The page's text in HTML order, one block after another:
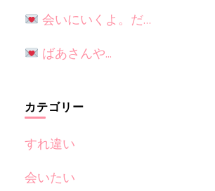
会いにいくよ。だ…
ばあさんや...
カテゴリー
すれ違い
会いたい